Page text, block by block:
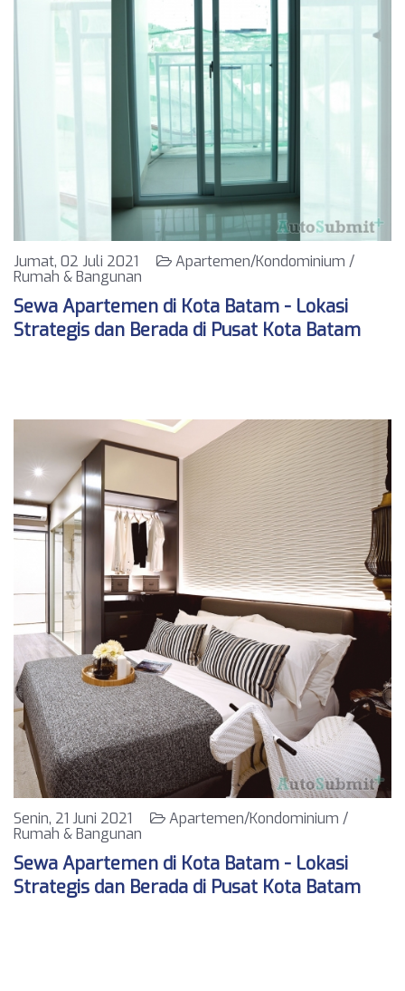
Jumat, 02 Juli 2021
Apartemen/Kondominium /
Rumah & Bangunan
Sewa Apartemen di Kota Batam - Lokasi
Strategis dan Berada di Pusat Kota Batam
Senin, 21 Juni 2021
Apartemen/Kondominium /
Rumah & Bangunan
Sewa Apartemen di Kota Batam - Lokasi
Strategis dan Berada di Pusat Kota Batam